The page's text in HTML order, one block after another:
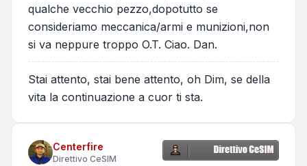
qualche vecchio pezzo,dopotutto se
consideriamo meccanica/armi e munizioni,non
si va neppure troppo O.T. Ciao. Dan.
Stai attento, stai bene attento, oh Dim, se della
vita la continuazione a cuor ti sta.
Centerfire
Direttivo CeSIM